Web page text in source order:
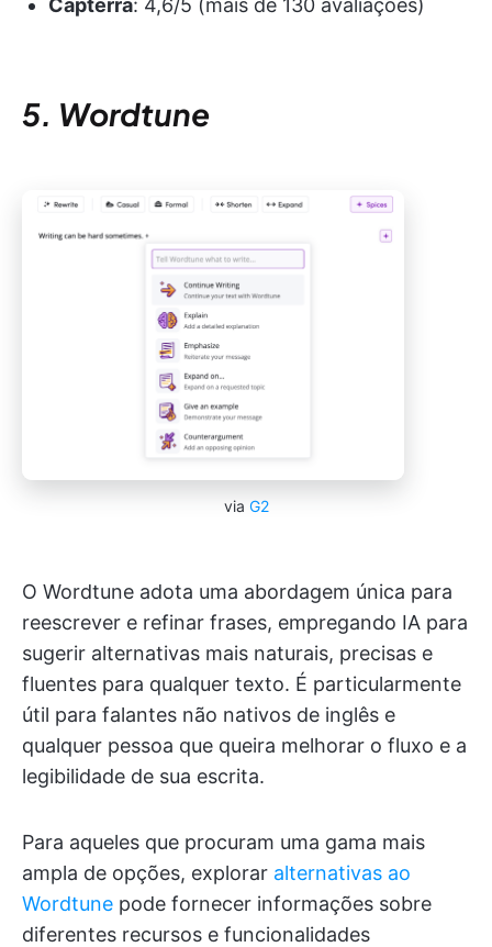
Capterra: 4,6/5 (mais de 130 avaliações)
5. Wordtune
via G2
O Wordtune adota uma abordagem única para
reescrever e refinar frases, empregando IA para
sugerir alternativas mais naturais, precisas e
fluentes para qualquer texto. É particularmente
útil para falantes não nativos de inglês e
qualquer pessoa que queira melhorar o fluxo e a
legibilidade de sua escrita.
Para aqueles que procuram uma gama mais
ampla de opções, explorar alternativas ao
Wordtune pode fornecer informações sobre
diferentes recursos e funcionalidades